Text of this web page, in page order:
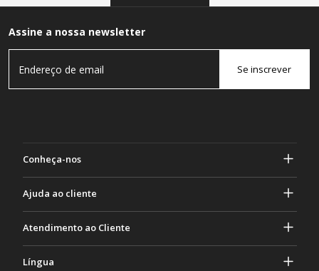
Assine a nossa newsletter
Se inscrever
Conheça-nos
Termos e Condições
Ajuda ao cliente
Contate-nos
Atendimento ao Cliente
Língua